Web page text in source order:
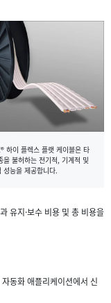
하이 플렉스 플랫 케이블은 타
을 불허하는 전기적, 기계적 및
성능을 제공합니다.
유지·보수 비용 및 총 비용을
동화 애플리케이션에서 신